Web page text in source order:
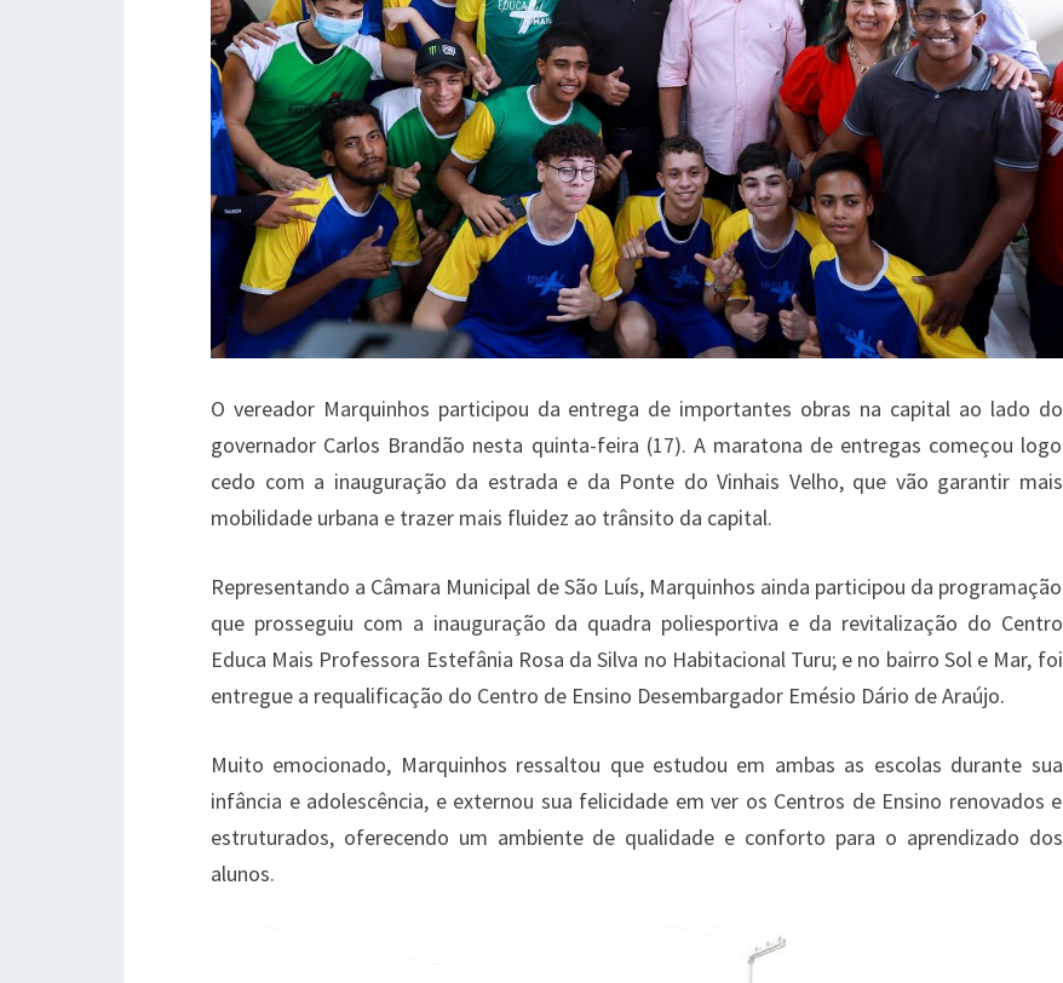
O vereador Marquinhos participou da entrega de importantes obras na capital ao lado do
governador Carlos Brandão nesta quinta-feira (17). A maratona de entregas começou logo
cedo com a inauguração da estrada e da Ponte do Vinhais Velho, que vão garantir mais
mobilidade urbana e trazer mais fluidez ao trânsito da capital.
Representando a Câmara Municipal de São Luís, Marquinhos ainda participou da programação
que prosseguiu com a inauguração da quadra poliesportiva e da revitalização do Centro
Educa Mais Professora Estefânia Rosa da Silva no Habitacional Turu; e no bairro Sol e Mar, foi
entregue a requalificação do Centro de Ensino Desembargador Emésio Dário de Araújo.
Muito emocionado, Marquinhos ressaltou que estudou em ambas as escolas durante sua
infância e adolescência, e externou sua felicidade em ver os Centros de Ensino renovados e
estruturados, oferecendo um ambiente de qualidade e conforto para o aprendizado dos
alunos.